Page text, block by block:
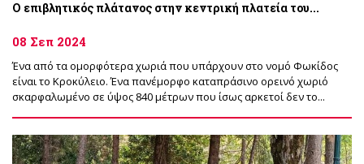
Ο επιβλητικός πλάτανος στην κεντρική πλατεία του...
08 Σεπ 2024
Ένα από τα ομορφότερα χωριά που υπάρχουν στο νομό Φωκίδος
είναι το Κροκύλειο. Ένα πανέμορφο καταπράσινο ορεινό χωριό
σκαρφαλωμένο σε ύψος 840 μέτρων που ίσως αρκετοί δεν το...